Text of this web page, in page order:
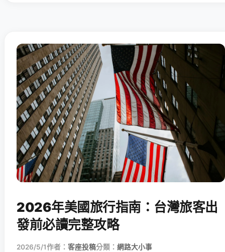
2026年美國旅行指南：台灣旅客出
發前必讀完整攻略
2026/5/1作者： 客座投稿分類： 網路大小事